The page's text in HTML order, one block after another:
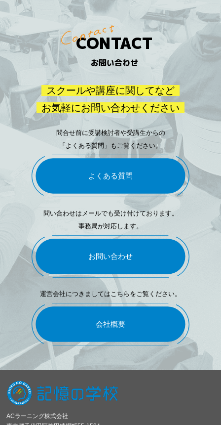
CONTACT
お問い合わせ
スクールや講座に関してなど
お気軽にお問い合わせください
問合せ前に受講検討者や受講生からの
「よくある質問」もご覧ください。
よくある質問
問い合わせはメールでも受け付けております。
事務局が対応します。
お問い合わせ
運営会社につきましてはこちらをご覧ください。
会社概要
ACラーニング株式会社